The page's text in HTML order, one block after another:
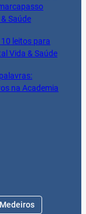
Saúde
leitos para
Vida & Saúde
na Academia